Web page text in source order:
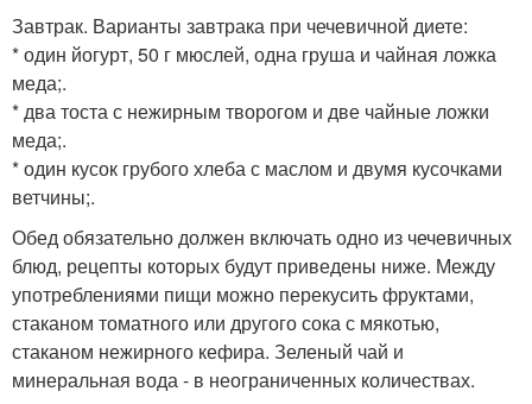
Завтрак. Варианты завтрака при чечевичной диете:
* один йогурт, 50 г мюслей, одна груша и чайная ложка
меда;.
* два тоста с нежирным творогом и две чайные ложки
меда;.
* один кусок грубого хлеба с маслом и двумя кусочками
ветчины;.
Обед обязательно должен включать одно из чечевичных
блюд, рецепты которых будут приведены ниже. Между
употреблениями пищи можно перекусить фруктами,
стаканом томатного или другого сока с мякотью,
стаканом нежирного кефира. Зеленый чай и
минеральная вода - в неограниченных количествах.